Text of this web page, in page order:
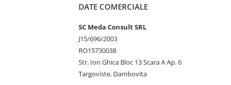
DATE COMERCIALE
SC Meda Consult SRL
J15/696/2003
RO15730038
Str. Ion Ghica Bloc 13 Scara A Ap. 6
Targoviste, Dambovita